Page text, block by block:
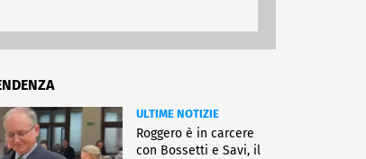
ULTIME NOTIZIE
Roggero è in carcere
con Bossetti e Savi, il